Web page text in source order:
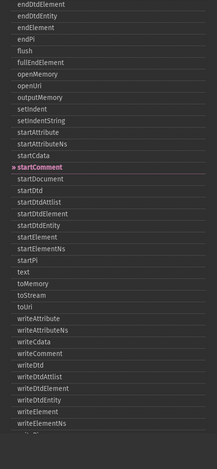
endDtdElement
endDtdEntity
endElement
endPi
flush
fullEndElement
openMemory
openUri
outputMemory
setIndent
setIndentString
startAttribute
startAttributeNs
startCdata
startComment
startDocument
startDtd
startDtdAttlist
startDtdElement
startDtdEntity
startElement
startElementNs
startPi
text
toMemory
toStream
toUri
writeAttribute
writeAttributeNs
writeCdata
writeComment
writeDtd
writeDtdAttlist
writeDtdElement
writeDtdEntity
writeElement
writeElementNs
writePi